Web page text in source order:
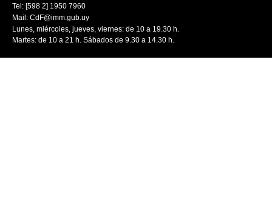
Tel: [598 2] 1950 7960
Mail: CdF@imm.gub.uy
Lunes, miércoles, jueves, viernes: de 10 a 19.30 h.
Martes: de 10 a 21 h. Sábados de 9.30 a 14.30 h.